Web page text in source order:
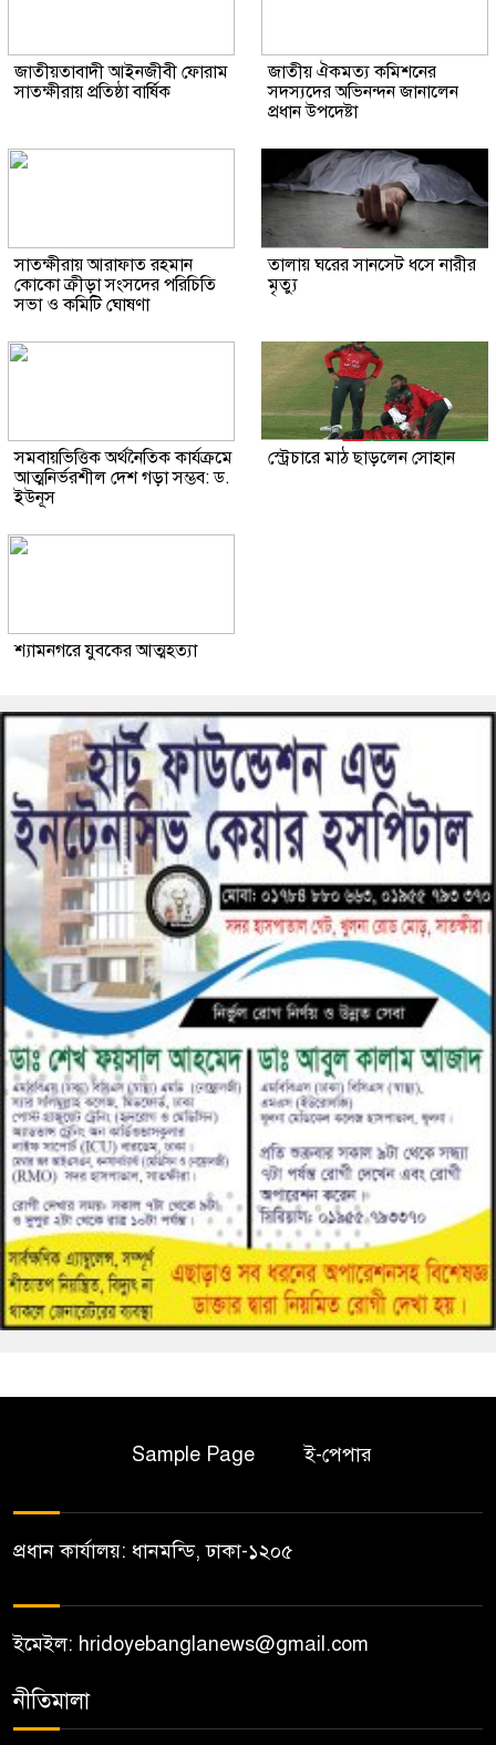
জাতীয়তাবাদী আইনজীবী ফোরাম
সাতক্ষীরায় প্রতিষ্ঠা বার্ষিক
জাতীয় ঐকমত্য কমিশনের
সদস্যদের অভিনন্দন জানালেন
প্রধান উপদেষ্টা
সাতক্ষীরায় আরাফাত রহমান
কোকো ক্রীড়া সংসদের পরিচিতি
সভা ও কমিটি ঘোষণা
তালায় ঘরের সানসেট ধসে নারীর
মৃত্যু
সমবায়ভিত্তিক অর্থনৈতিক কার্যক্রমে
আত্মনির্ভরশীল দেশ গড়া সম্ভব: ড.
ইউনূস
স্ট্রেচারে মাঠ ছাড়লেন সোহান
শ্যামনগরে যুবকের আত্মহত্যা
Sample Page ই-পেপার
প্রধান কার্যালয়: ধানমন্ডি, ঢাকা-১২০৫
ইমেইল: hridoyebanglanews@gmail.com
নীতিমালা